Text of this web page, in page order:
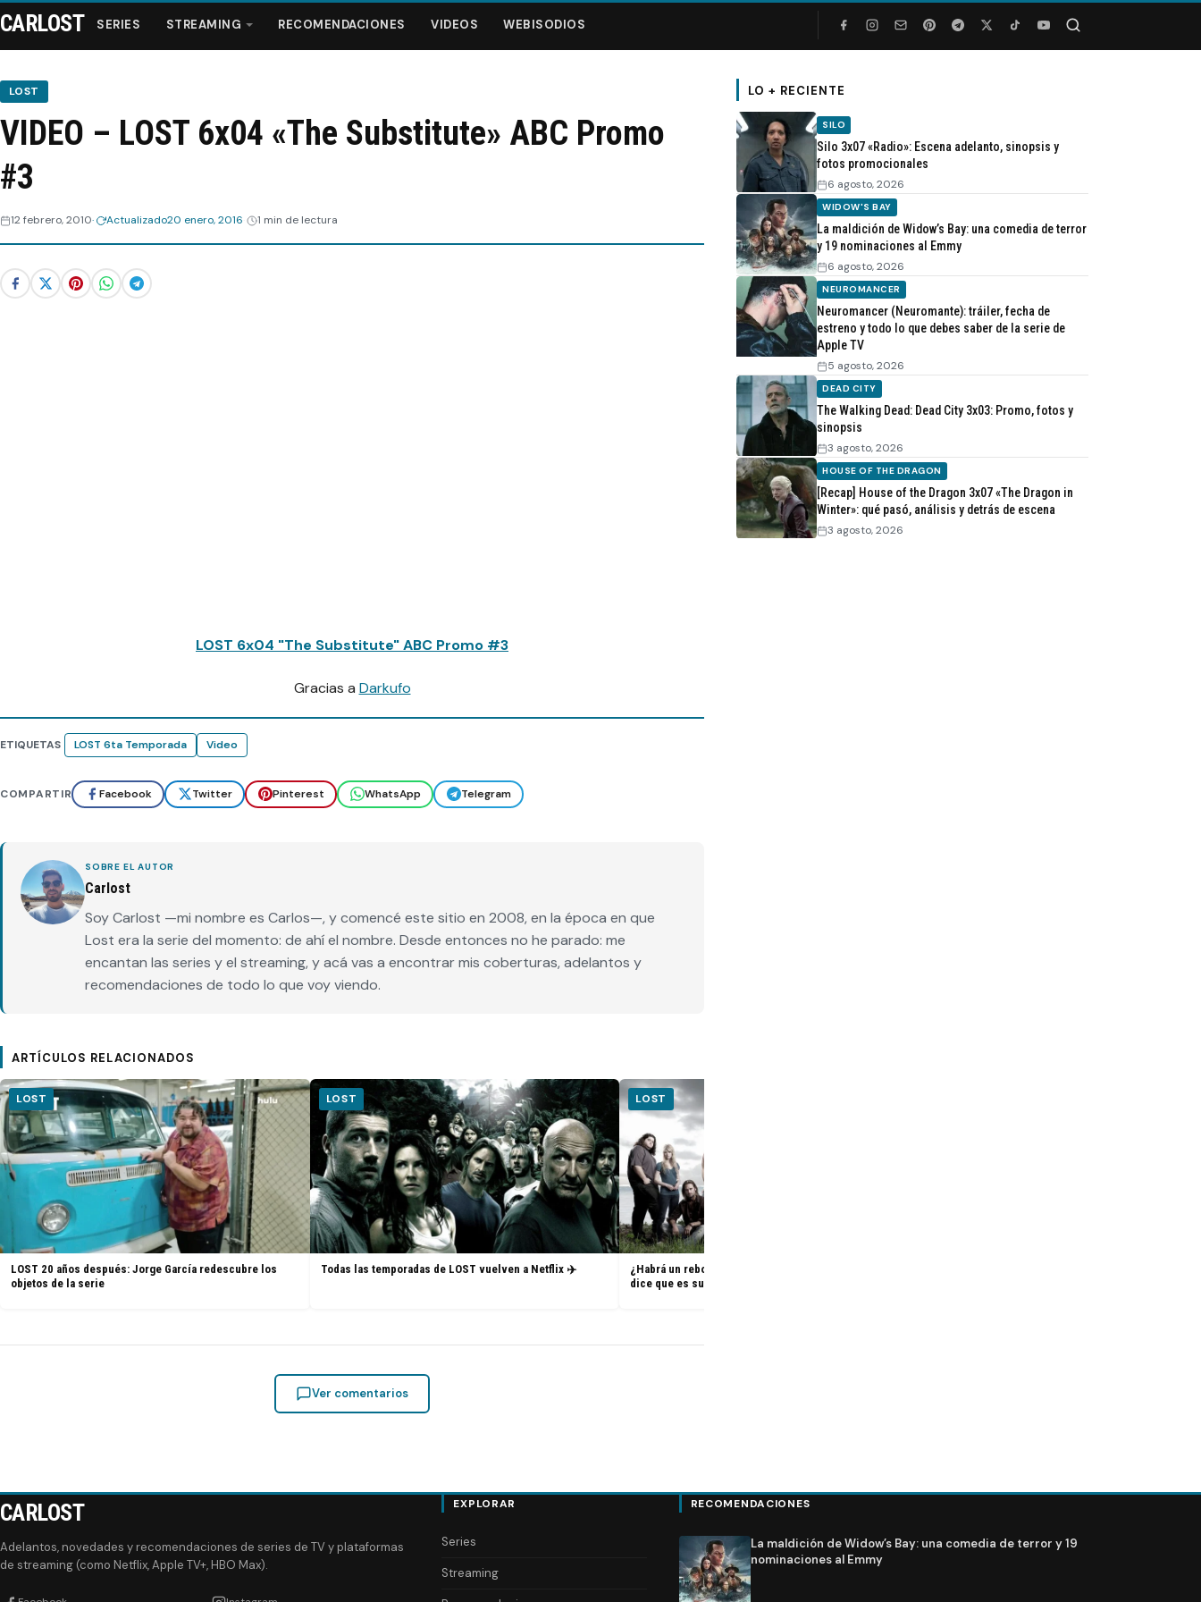
Series
Streaming
Videos
CARLOST SERIES STREAMING RECOMENDACIONES VIDEOS WEBISODIOS
LOST
VIDEO – LOST 6x04 «The Substitute» ABC Promo
#3
12 febrero, 2010 Actualizado20 enero, 2016 1 min de lectura
LOST 6x04 "The Substitute" ABC Promo #3
Gracias a Darkufo
ETIQUETAS LOST 6ta Temporada Video
COMPARTIR Facebook Twitter Pinterest WhatsApp Telegram
SOBRE EL AUTOR
Carlost
Soy Carlost —mi nombre es Carlos—, y comencé este sitio en 2008, en la época en que
Lost era la serie del momento: de ahí el nombre. Desde entonces no he parado: me
encantan las series y el streaming, y acá vas a encontrar mis coberturas, adelantos y
recomendaciones de todo lo que voy viendo.
ARTÍCULOS RELACIONADOS
LOST
LOST 20 años después: Jorge García redescubre los
objetos de la serie
LOST
Todas las temporadas de LOST vuelven a Netflix ✈️
LOST
¿Habrá un reboot de Lost? La nueva presidenta de ABC
dice que es su sueño
Ver comentarios
LO + RECIENTE
SILO
Silo 3x07 «Radio»: Escena adelanto, sinopsis y
fotos promocionales
6 agosto, 2026
WIDOW'S BAY
La maldición de Widow’s Bay: una comedia de terror
y 19 nominaciones al Emmy
6 agosto, 2026
NEUROMANCER
Neuromancer (Neuromante): tráiler, fecha de
estreno y todo lo que debes saber de la serie de
Apple TV
5 agosto, 2026
DEAD CITY
The Walking Dead: Dead City 3x03: Promo, fotos y
sinopsis
3 agosto, 2026
HOUSE OF THE DRAGON
[Recap] House of the Dragon 3x07 «The Dragon in
Winter»: qué pasó, análisis y detrás de escena
3 agosto, 2026
CARLOST
Adelantos, novedades y recomendaciones de series de TV y plataformas
de streaming (como Netflix, Apple TV+, HBO Max).
EXPLORAR
Series
Streaming
RECOMENDACIONES
La maldición de Widow’s Bay: una comedia de terror y 19
nominaciones al Emmy